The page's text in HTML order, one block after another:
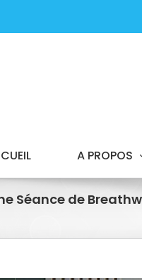
A PROPOS
Séance de